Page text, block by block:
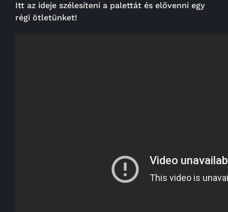
Itt az ideje szélesíteni a palettát és elővenni egy
régi ötletünket!